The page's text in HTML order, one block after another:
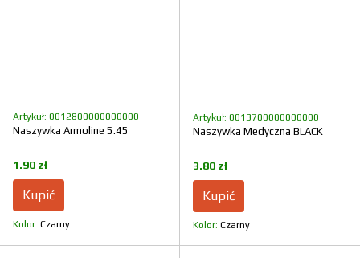
Artykuł: 0012800000000000
Naszywka Armoline 5.45
1.90 zł
Kupić
Kolor Czarny
Artykuł: 0013700000000000
Naszywka Medyczna BLACK
3.80 zł
Kupić
Kolor Czarny